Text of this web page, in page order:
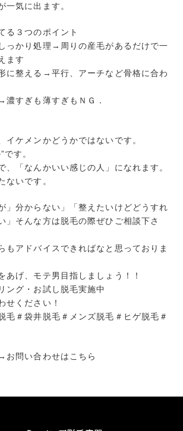
一気に出ます。
る３つのポイント
っかり処理→周りの産毛があるだけで一
ます
に整える→平行、アーチなど骨格に合わ
濃すぎも薄すぎもＮＧ．
イケメンかどうかではないです。
です。
、「なんかいい感じの人」になれます。
ないです。
」分からない」「整えたいけどどうすれ
」そんな方は脱毛の際ぜひご相談下さ
もアドバイスできればなと思っておりま
あげ、モテ男目指しましょう！！
グ・お試し脱毛実施中
せください！
毛＃袋井脱毛＃メンズ脱毛＃ヒゲ脱毛＃
お問い合わせはこちら